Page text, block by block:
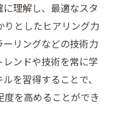
理解し、最適なスタ
りとしたヒアリング力
リングなどの技術力
ンドや技術を常に学
を習得することで、
を高めることができ